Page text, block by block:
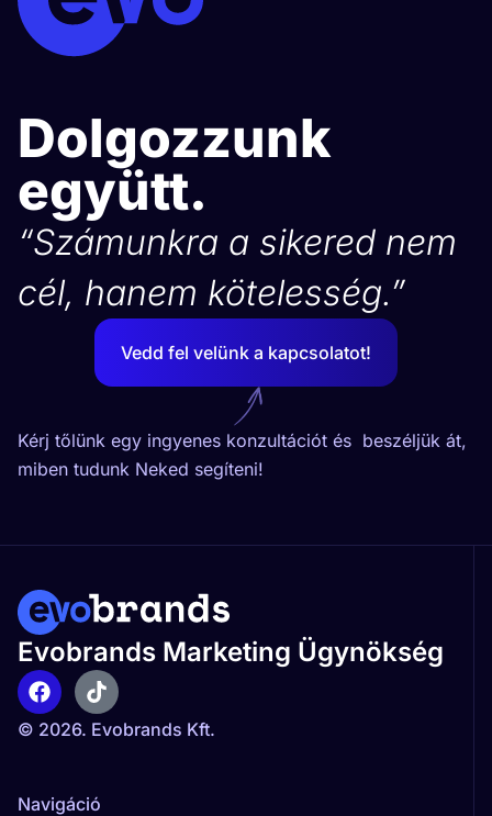
Dolgozzunk
együtt.
“Számunkra a sikered nem
cél, hanem kötelesség.”
Vedd fel velünk a kapcsolatot!
Kérj tőlünk egy ingyenes konzultációt és beszéljük át,
miben tudunk Neked segíteni!
Evobrands Marketing Ügynökség
© 2026. Evobrands Kft.
Navigáció